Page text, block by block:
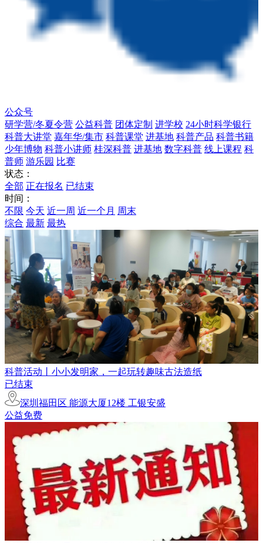
公众号
研学营/冬夏令营 公益科普 团体定制 进学校 24小时科学银行
科普大讲堂 嘉年华/集市 科普课堂 进基地 科普产品 科普书籍
少年博物 科普小讲师 桂深科普 进基地 数字科普 线上课程 科
普师 游乐园 比赛
状态：
全部 正在报名 已结束
时间：
不限 今天 近一周 近一个月 周末
综合 最新 最热
科普活动丨小小发明家，一起玩转趣味古法造纸
已结束
深圳福田区 能源大厦12楼 工银安盛
公益免费